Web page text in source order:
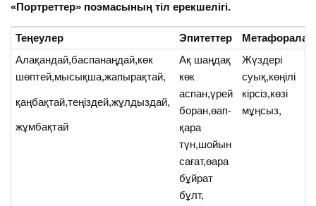
«Портреттер» поэмасының тіл ерекшелігі.
Теңеулер Эпитеттер
Метафоралар
Алақандай,баспанаңдай,көк
шөптей,мысықша,жапырақтай,
қаңбақтай,теңіздей,жұлдыздай,
жұмбақтай
Ақ шаңдақ
көк
аспан,үрей
боран,өап-
қара
түн,шойын
сағат,өара
бұйрат
бұлт,
Жүздері
суық,көңілі
кірсіз,көзі
мұңсыз,